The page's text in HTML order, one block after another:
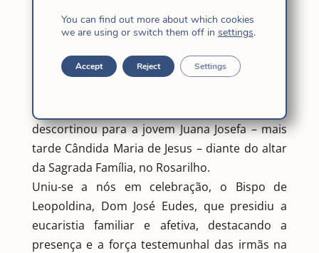
Nesse 2 de abril de 2016, nos encontramos,
celebrar juntas, o “novo horizonte” que se
descortinou para a jovem Juana Josefa – mais
tarde Cândida Maria de Jesus – diante do altar
da Sagrada Família, no Rosarilho.
Uniu-se a nós em celebração, o Bispo de
Leopoldina, Dom José Eudes, que presidiu a
eucaristia familiar e afetiva, destacando a
presença e a força testemunhal das irmãs na
You can find out more about which cookies
we are using or switch them off in settings.
Accept Reject Settings